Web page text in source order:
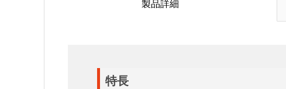
製品詳細
特長